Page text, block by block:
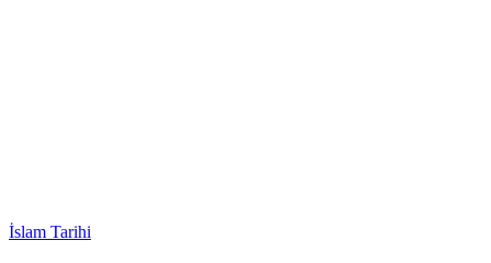
İslam Tarihi